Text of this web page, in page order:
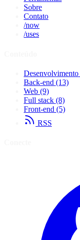
Sobre
Contato
/now
/uses
Desenvolvimento
Back-end (13)
Web (9)
Full stack (8)
Front-end (5)
RSS